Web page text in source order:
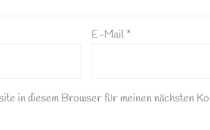
E-Mail*
in diesem Browser für meinen nächsten